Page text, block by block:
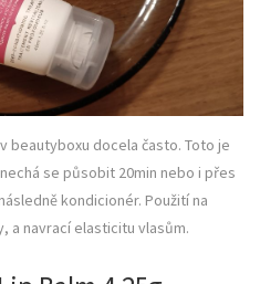
beautyboxu docela často. Toto je
se působit 20min nebo i přes
kondicionér. Použití na
a navrací elasticitu vlasům.